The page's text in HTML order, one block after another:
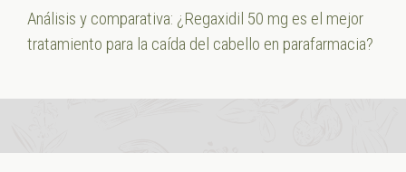
Análisis y comparativa: ¿Regaxidil 50 mg es el mejor
tratamiento para la caída del cabello en parafarmacia?